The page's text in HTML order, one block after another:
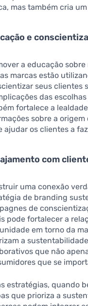
mas também cria
e
a educação
marcas estão
seus clientes
das
fortalece a
sobre a
ajudar os clientes a
com
uma conexão
de branding
de
pode fortalecer a
em torno da
a
que não
que se
estratégias, quando
que prioriza a